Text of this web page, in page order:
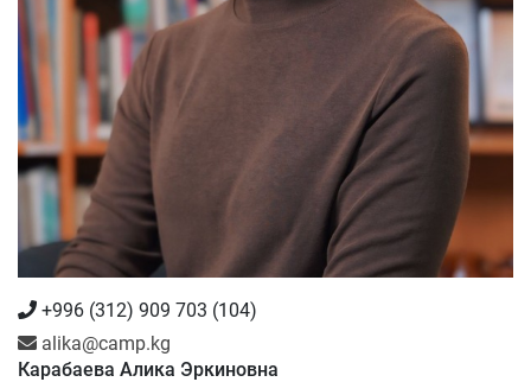
+996 (312) 909 703 (104)
alika@camp.kg
Карабаева Алика Эркиновна